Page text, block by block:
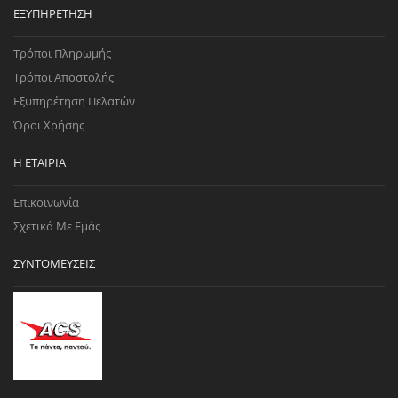
ΕΞΥΠΗΡΈΤΗΣΗ
Τρόποι Πληρωμής
Τρόποι Αποστολής
Εξυπηρέτηση Πελατών
Όροι Χρήσης
Η ΕΤΑΙΡΊΑ
Επικοινωνία
Σχετικά Με Εμάς
ΣΥΝΤΟΜΕΎΣΕΙΣ